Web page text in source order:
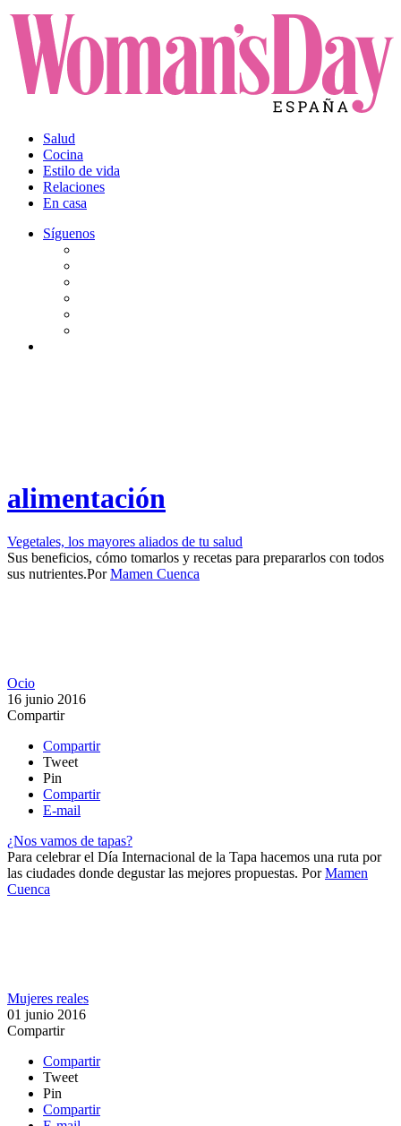
Salud
Cocina
Estilo de vida
Relaciones
En casa
Síguenos
alimentación
Vegetales, los mayores aliados de tu salud
Sus beneficios, cómo tomarlos y recetas para prepararlos con todos
sus nutrientes.​PorMamen Cuenca
Ocio
16 junio 2016
Compartir
Compartir
Tweet
Pin
Compartir
E-mail
¿Nos vamos de tapas?
Para celebrar el Día Internacional de la Tapa hacemos una ruta por
las ciudades donde degustar las mejores propuestas. PorMamen
Cuenca
Mujeres reales
01 junio 2016
Compartir
Compartir
Tweet
Pin
Compartir